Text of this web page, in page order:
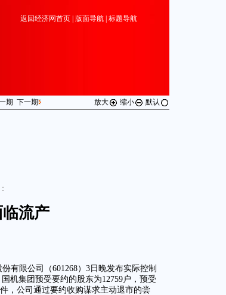
返回经济网首页| 版面导航| 标题导航
期 下一期 放大 缩小 默认
流产
有限公司（601268）3日晚发布实际控制
机集团预受要约的股东为12759户，预受
，公司通过要约收购谋求主动退市的尝